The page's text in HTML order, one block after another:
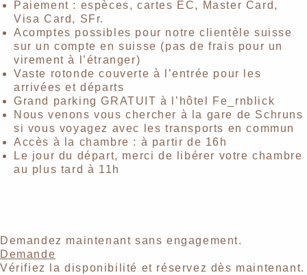
Paiement : espèces, cartes EC, Master Card,
Visa Card, SFr.
Acomptes possibles pour notre clientèle suisse
sur un compte en suisse (pas de frais pour un
virement à l’étranger)
Vaste rotonde couverte à l’entrée pour les
arrivées et départs
Grand parking GRATUIT à l’hôtel Fe_rnblick
Nous venons vous chercher à la gare de Schruns
si vous voyagez avec les transports en commun
Accès à la chambre : à partir de 16h
Le jour du départ, merci de libérer votre chambre
au plus tard à 11h
Demandez maintenant sans engagement.
Demande
Vérifiez la disponibilité et réservez dès maintenant.